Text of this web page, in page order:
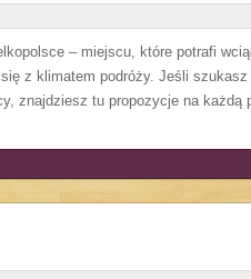
– miejscu, które potrafi
z klimatem podróży. Jeśli
znajdziesz tu propozycje na każdą